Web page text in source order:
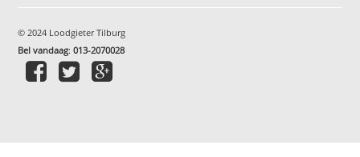
© 2024 Loodgieter Tilburg
Bel vandaag:013-2070028